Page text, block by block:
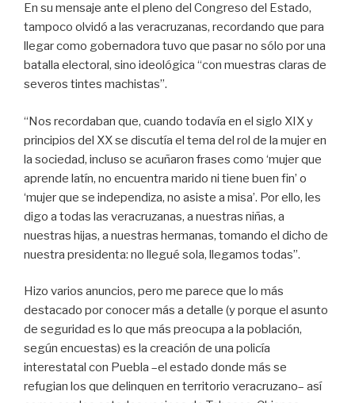
En su mensaje ante el pleno del Congreso del Estado,
tampoco olvidó a las veracruzanas, recordando que para
llegar como gobernadora tuvo que pasar no sólo por una
batalla electoral, sino ideológica “con muestras claras de
severos tintes machistas”.
“Nos recordaban que, cuando todavía en el siglo XIX y
principios del XX se discutía el tema del rol de la mujer en
la sociedad, incluso se acuñaron frases como ‘mujer que
aprende latín, no encuentra marido ni tiene buen fin’ o
‘mujer que se independiza, no asiste a misa’. Por ello, les
digo a todas las veracruzanas, a nuestras niñas, a
nuestras hijas, a nuestras hermanas, tomando el dicho de
nuestra presidenta: no llegué sola, llegamos todas”.
Hizo varios anuncios, pero me parece que lo más
destacado por conocer más a detalle (y porque el asunto
de seguridad es lo que más preocupa a la población,
según encuestas) es la creación de una policía
interestatal con Puebla –el estado donde más se
refugian los que delinquen en territorio veracruzano– así